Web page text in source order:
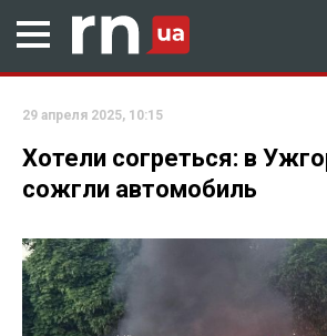
29 апреля 2025, 10:15
Хотели согреться: в
сожгли автомобиль